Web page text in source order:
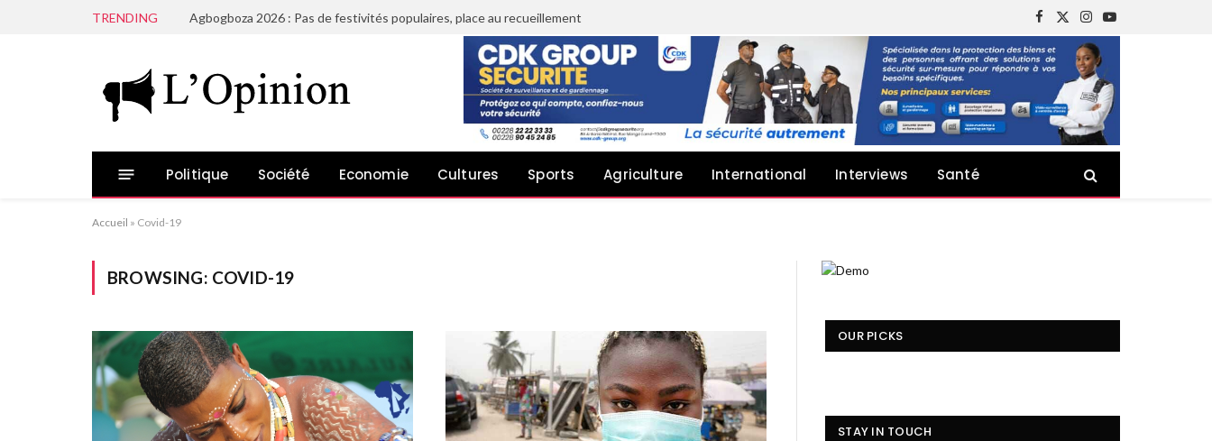
TRENDING Agbogboza 2026 : Pas de festivités populaires, place au recueillement
Facebook
X
(Twitter)
Instagram
YouTube
Politique Société Economie Cultures Sports Agriculture International Interviews Santé
Accueil » Covid-19
BROWSING: COVID-19
OUR PICKS
STAY IN TOUCH